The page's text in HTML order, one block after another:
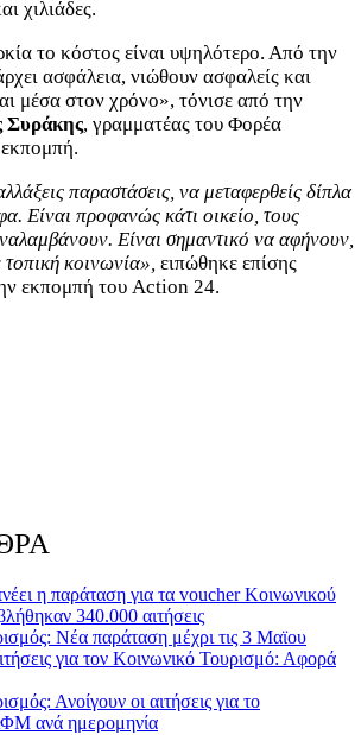
χιλιάδες.
το κόστος είναι υψηλότερο. Από την
ασφάλεια, νιώθουν ασφαλείς και
μέσα στον χρόνο», τόνισε από την
Συράκης, γραμματέας του Φορέα
εκπομπή.
παραστάσεις, να μεταφερθείς δίπλα
Είναι προφανώς κάτι οικείο, τους
Είναι σημαντικό να αφήνουν,
κοινωνία», ειπώθηκε επίσης
εκπομπή του Action 24.
η παράταση για τα voucher Κοινωνικού
340.000 αιτήσεις
Νέα παράταση μέχρι τις 3 Μαϊου
για τον Κοινωνικό Τουρισμό: Αφορά
Ανοίγουν οι αιτήσεις για το
ανά ημερομηνία